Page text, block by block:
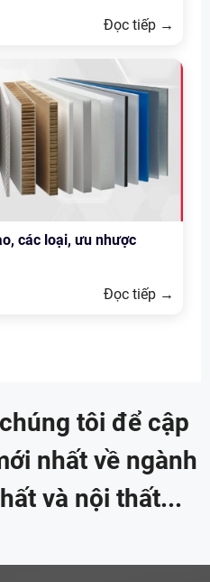
Đọc tiếp →
các loại, ưu nhược
Đọc tiếp →
tôi để cập
nhất về ngành
và nội thất...